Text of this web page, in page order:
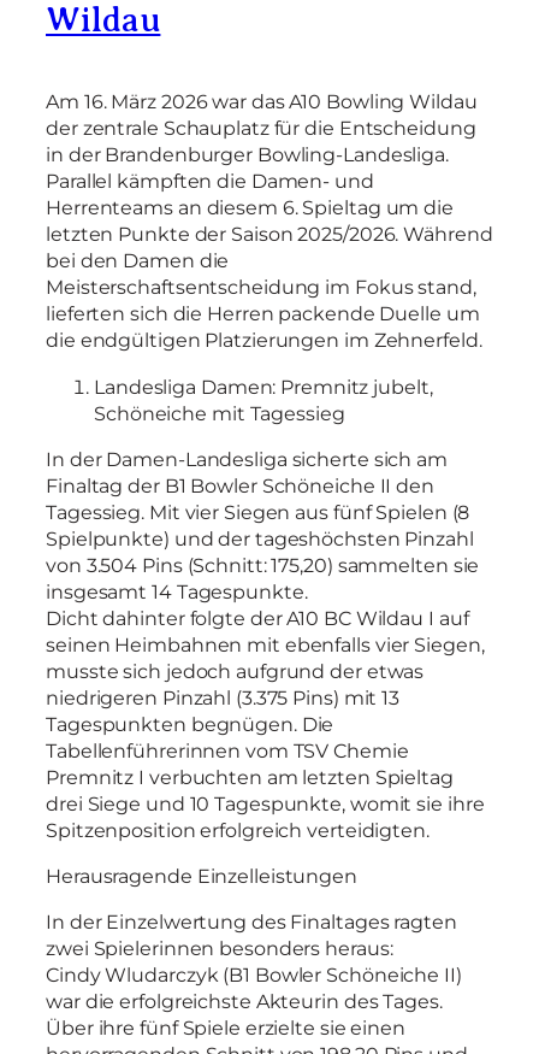
Wildau
Am 16. März 2026 war das A10 Bowling Wildau
der zentrale Schauplatz für die Entscheidung
in der Brandenburger Bowling-Landesliga.
Parallel kämpften die Damen- und
Herrenteams an diesem 6. Spieltag um die
letzten Punkte der Saison 2025/2026. Während
bei den Damen die
Meisterschaftsentscheidung im Fokus stand,
lieferten sich die Herren packende Duelle um
die endgültigen Platzierungen im Zehnerfeld.
Landesliga Damen: Premnitz jubelt,
Schöneiche mit Tagessieg
In der Damen-Landesliga sicherte sich am
Finaltag der B1 Bowler Schöneiche II den
Tagessieg. Mit vier Siegen aus fünf Spielen (8
Spielpunkte) und der tageshöchsten Pinzahl
von 3.504 Pins (Schnitt: 175,20) sammelten sie
insgesamt 14 Tagespunkte.
Dicht dahinter folgte der A10 BC Wildau I auf
seinen Heimbahnen mit ebenfalls vier Siegen,
musste sich jedoch aufgrund der etwas
niedrigeren Pinzahl (3.375 Pins) mit 13
Tagespunkten begnügen. Die
Tabellenführerinnen vom TSV Chemie
Premnitz I verbuchten am letzten Spieltag
drei Siege und 10 Tagespunkte, womit sie ihre
Spitzenposition erfolgreich verteidigten.
Herausragende Einzelleistungen
In der Einzelwertung des Finaltages ragten
zwei Spielerinnen besonders heraus:
Cindy Wludarczyk (B1 Bowler Schöneiche II)
war die erfolgreichste Akteurin des Tages.
Über ihre fünf Spiele erzielte sie einen